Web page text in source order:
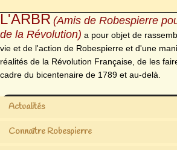
L'ARBR (Amis de Robespierre
de la Révolution) a pour objet de
vie et de l'action de Robespierre et d'une
réalités de la Révolution Française, de les
cadre du bicentenaire de 1789 et au-delà.
Actualités
Connaître Robespierre